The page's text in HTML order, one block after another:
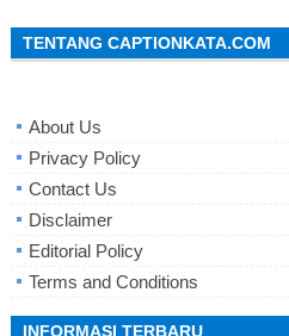
TENTANG CAPTIONKATA.COM
About Us
Privacy Policy
Contact Us
Disclaimer
Editorial Policy
Terms and Conditions
INFORMASI TERBARU